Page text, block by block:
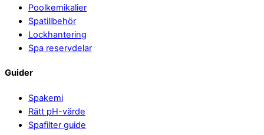
Poolkemikalier
Spatillbehör
Lockhantering
Spa reservdelar
Guider
Spakemi
Rätt pH-värde
Spafilter guide